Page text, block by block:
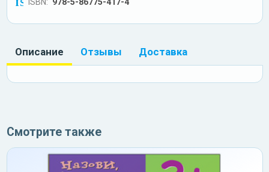
Описание Отзывы Доставка
Смотрите также